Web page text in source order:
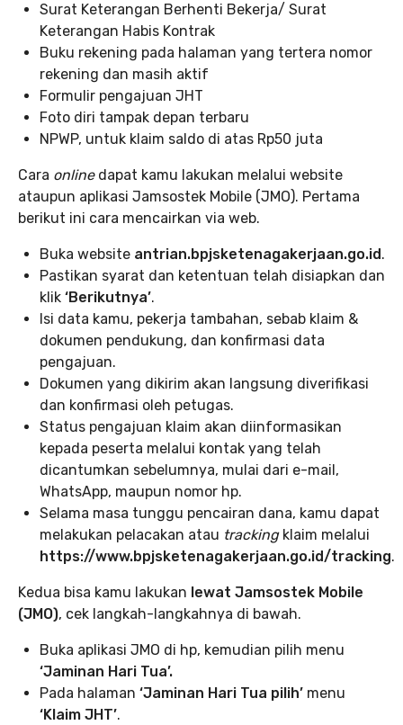
Surat Keterangan Berhenti Bekerja/ Surat
Keterangan Habis Kontrak
Buku rekening pada halaman yang tertera nomor
rekening dan masih aktif
Formulir pengajuan JHT
Foto diri tampak depan terbaru
NPWP, untuk klaim saldo di atas Rp50 juta
Cara online dapat kamu lakukan melalui website
ataupun aplikasi Jamsostek Mobile (JMO). Pertama
berikut ini cara mencairkan via web.
Buka website antrian.bpjsketenagakerjaan.go.id .
Pastikan syarat dan ketentuan telah disiapkan dan
klik ‘Berikutnya’.
Isi data kamu, pekerja tambahan, sebab klaim &
dokumen pendukung, dan konfirmasi data
pengajuan.
Dokumen yang dikirim akan langsung diverifikasi
dan konfirmasi oleh petugas.
Status pengajuan klaim akan diinformasikan
kepada peserta melalui kontak yang telah
dicantumkan sebelumnya, mulai dari e-mail,
WhatsApp, maupun nomor hp.
Selama masa tunggu pencairan dana, kamu dapat
melakukan pelacakan atau trackingklaim melalui
https://www.bpjsketenagakerjaan.go.id/tracking.
Kedua bisa kamu lakukan lewat Jamsostek Mobile
(JMO), cek langkah-langkahnya di bawah.
Buka aplikasi JMO di hp, kemudian pilih menu
‘Jaminan Hari Tua’.
Pada halaman ‘Jaminan Hari Tua pilih’ menu
‘Klaim JHT’.